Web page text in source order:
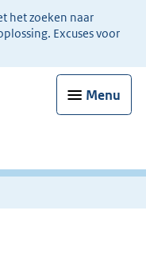
het zoeken naar
Excuses voor
Menu